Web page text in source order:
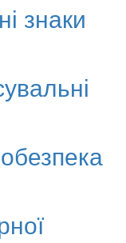
знаки